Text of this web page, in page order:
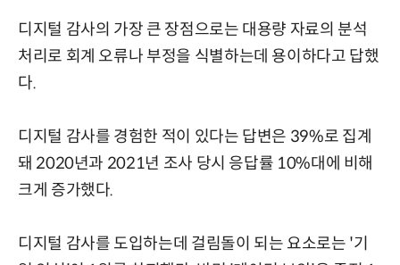
디지털 감사의 가장 큰 장점으로는 대용량 자료의 분석
처리로 회계 오류나 부정을 식별하는데 용이하다고 답했
다.
디지털 감사를 경험한 적이 있다는 답변은 39%로 집계
돼 2020년과 2021년 조사 당시 응답률 10%대에 비해
크게 증가했다.
디지털 감사를 도입하는데 걸림돌이 되는 요소로는 '기